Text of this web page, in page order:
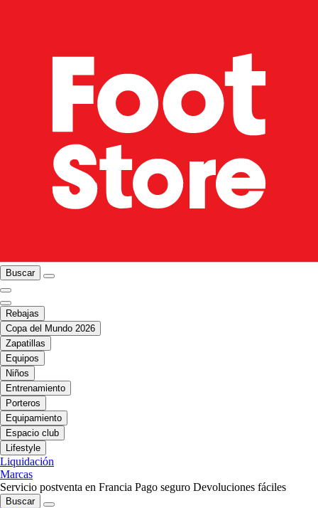
Buscar
Rebajas
Copa del Mundo 2026
Zapatillas
Equipos
Niños
Entrenamiento
Porteros
Equipamiento
Espacio club
Lifestyle
Liquidación
Marcas
Servicio postventa en Francia Pago seguro Devoluciones fáciles
Buscar